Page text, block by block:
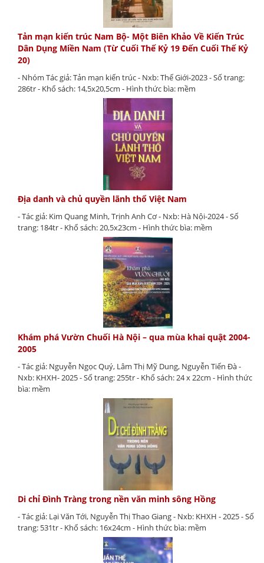
Tản mạn kiến trúc Nam Bộ- Một Biên Khảo Về Kiến Trúc
Dân Dụng Miền Nam (Từ Cuối Thế Kỷ 19 Đến Cuối Thế Kỷ
20)
- Nhóm Tác giả: Tản mạn kiến trúc - Nxb: Thế Giới-2023 - Số trang:
286tr - Khổ sách: 14,5x20,5cm - Hình thức bìa: mềm
Địa danh và chủ quyền lãnh thổ Việt Nam
- Tác giả: Kim Quang Minh, Trịnh Anh Cơ - Nxb: Hà Nội-2024 - Số
trang: 184tr - Khổ sách: 20,5x23cm - Hình thức bìa: mềm
Khám phá Vườn Chuối Hà Nội – qua mùa khai quật 2004-
2005
- Tác giả: Nguyễn Ngọc Quý, Lâm Thị Mỹ Dung, Nguyễn Tiến Đà -
Nxb: KHXH- 2025 - Số trang: 255tr - Khổ sách: 24 x 22cm - Hình thức
bìa: mềm
Di chỉ Đình Tràng trong nền văn minh sông Hồng
- Tác giả: Lại Văn Tới, Nguyễn Thị Thao Giang - Nxb: KHXH - 2025 - Số
trang: 531tr - Khổ sách: 16x24cm - Hình thức bìa: mềm